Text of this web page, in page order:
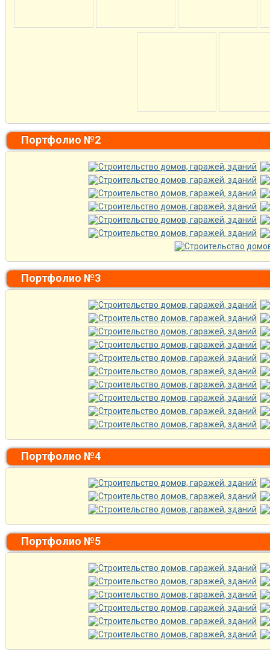
Портфолио №2
Портфолио №3
Портфолио №4
Портфолио №5